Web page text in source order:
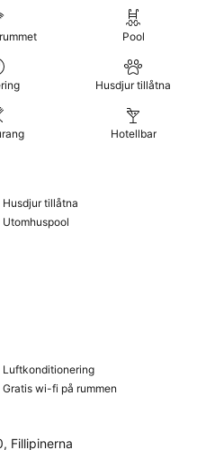
Pool
Husdjur tillåtna
Hotellbar
Husdjur tillåtna
Utomhuspool
Luftkonditionering
Gratis wi-fi på rummen
Fillipinerna